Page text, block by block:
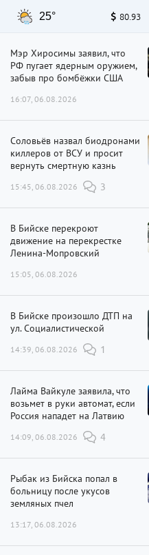
25° 80.93
Мэр Хиросимы заявил, что
РФ пугает ядерным оружием,
забыв про бомбёжки США
16:07, 06.08.2026
Соловьёв назвал биодронами
киллеров от ВСУ и просит
вернуть смертную казнь
15:45, 06.08.2026 3
В Бийске перекроют
движение на перекрестке
Ленина-Мопровский
15:05, 06.08.2026
В Бийске произошло ДТП на
ул. Социалистической
14:39, 06.08.2026 1
Лайма Вайкуле заявила, что
возьмет в руки автомат, если
Россия нападет на Латвию
14:09, 06.08.2026 4
Рыбак из Бийска попал в
больницу после укусов
земляных пчел
13:17, 06.08.2026